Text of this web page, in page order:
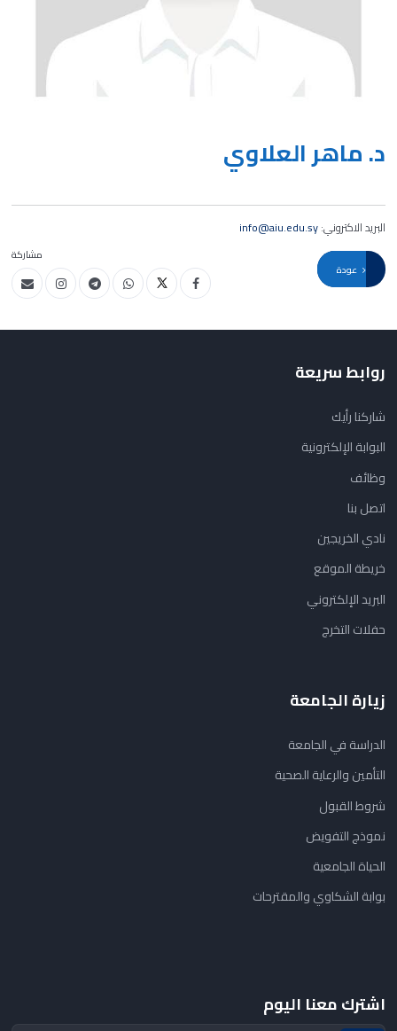
د. ماهر العلاوي
البريد الاكتروني:info@aiu.edu.sy
مشاركة
روابط سريعة
شاركنا رأيك
البوابة الإلكترونية
وظائف
اتصل بنا
نادي الخريجين
خريطة الموقع
البريد الإلكتروني
حفلات التخرج
زيارة الجامعة
الدراسة في الجامعة
التأمين والرعاية الصحية
شروط القبول
نموذج التفويض
الحياة الجامعية
بوابة الشكاوي والمقترحات
اشترك معنا اليوم